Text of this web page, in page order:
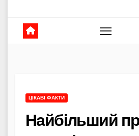
ЦІКАВІ ФАКТИ
Найбільший